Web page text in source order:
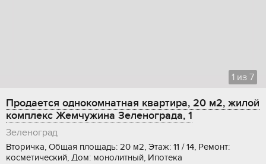
1 из 7
Продается однокомнатная квартира, 20 м2, жилой
комплекс Жемчужина Зеленограда, 1
Зеленоград
Вторичка, Общая площадь: 20 м2, Этаж: 11 / 14, Ремонт:
косметический, Дом: монолитный, Ипотека